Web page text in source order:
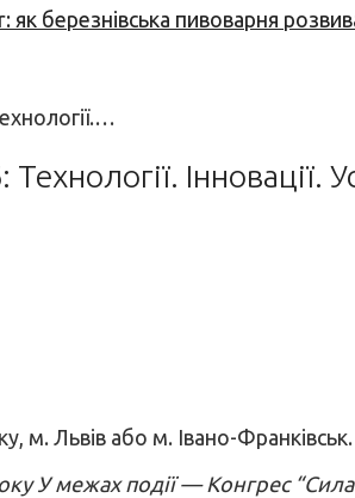
як березнівська пивоварня
Інновації.
м. Львів або м. Івано-Франківськ.
У межах події — Конгрес